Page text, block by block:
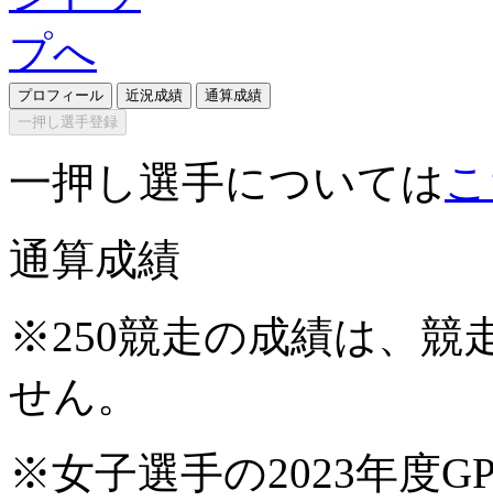
プロフィール 近況成績
通算成績
一押し選手登録
一押し選手については
通算成績
※250競走の成績は、競
せん。
※女子選手の2023年度